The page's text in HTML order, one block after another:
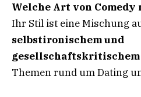
Welche Art von
Ihr Stil ist eine Mischung
selbstironischem und
gesellschaftskritischem
Themen rund um Dating